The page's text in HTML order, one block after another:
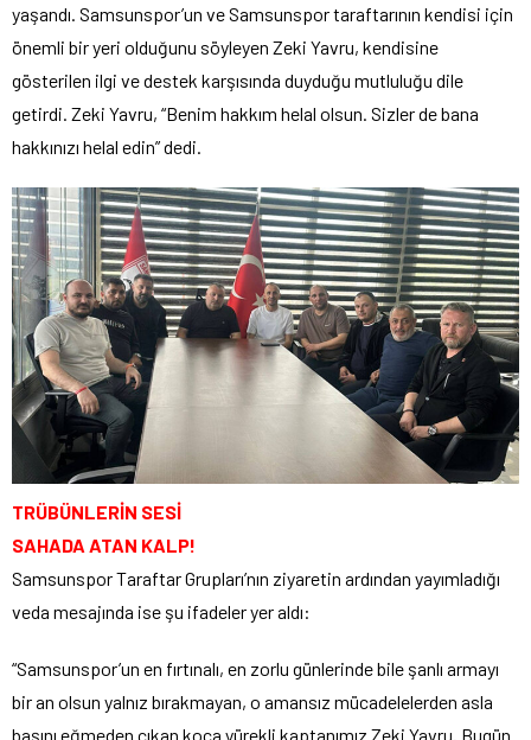
yaşandı. Samsunspor’un ve Samsunspor taraftarının kendisi için
önemli bir yeri olduğunu söyleyen Zeki Yavru, kendisine
gösterilen ilgi ve destek karşısında duyduğu mutluluğu dile
getirdi. Zeki Yavru, “Benim hakkım helal olsun. Sizler de bana
hakkınızı helal edin” dedi.
TRÜBÜNLERİN SESİ
SAHADA ATAN KALP!
Samsunspor Taraftar Grupları’nın ziyaretin ardından yayımladığı
veda mesajında ise şu ifadeler yer aldı:
“Samsunspor’un en fırtınalı, en zorlu günlerinde bile şanlı armayı
bir an olsun yalnız bırakmayan, o amansız mücadelelerden asla
başını eğmeden çıkan koca yürekli kaptanımız Zeki Yavru. Bugün